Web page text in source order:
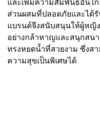
และเพิ่มความสัมพันธ์อันใ
ส่วนผสมที่ปลอดภัยและได้
แบรนด์จึงสนับสนุนให้ผู้หญิง
อย่างกล้าหาญและสนุกสน
ทรงหยดน้ำที่สวยงาม ซึ่งส
ความสุขเป็นพิเศษได้